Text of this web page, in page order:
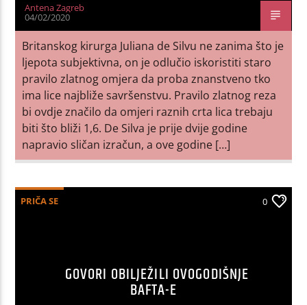
Antena Zagreb
04/02/2020
Britanskog kirurga Juliana de Silvu ne zanima što je
ljepota subjektivna, on je odlučio iskoristiti staro
pravilo zlatnog omjera da proba znanstveno tko
ima lice najbliže savršenstvu. Pravilo zlatnog reza
bi ovdje značilo da omjeri raznih crta lica trebaju
biti što bliži 1,6. De Silva je prije dvije godine
napravio sličan izračun, a ove godine […]
PRIČA SE 0
GOVORI OBILJEŽILI OVOGODIŠNJE
BAFTA-E